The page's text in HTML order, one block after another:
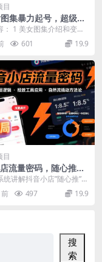
目
集暴力起号，超级简
也可以操作
： 1 美女图集介绍和变现.
女图集制作的方法,mp4 3
601 19.9
目
流量密码，随心推底
投放工具应用，自然
统讲解抖音小店”随心推”微
技术，聚焦&#...
497 19.9
搜
索